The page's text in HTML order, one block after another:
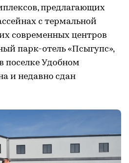
предлагающих
с термальной
современных центров
парк-отель «Псыгупс»,
поселке Удобном
и недавно сдан